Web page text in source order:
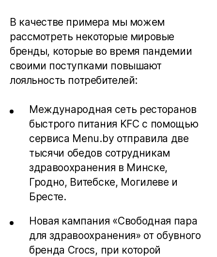
В качестве примера мы можем
рассмотреть некоторые мировые
бренды, которые во время пандемии
своими поступками повышают
лояльность потребителей:
Международная сеть ресторанов
быстрого питания KFC с помощью
сервиса Menu.by отправила две
тысячи обедов сотрудникам
здравоохранения в Минске,
Гродно, Витебске, Могилеве и
Бресте.
Новая кампания «Свободная пара
для здравоохранения» от обувного
бренда Crocs, при которой